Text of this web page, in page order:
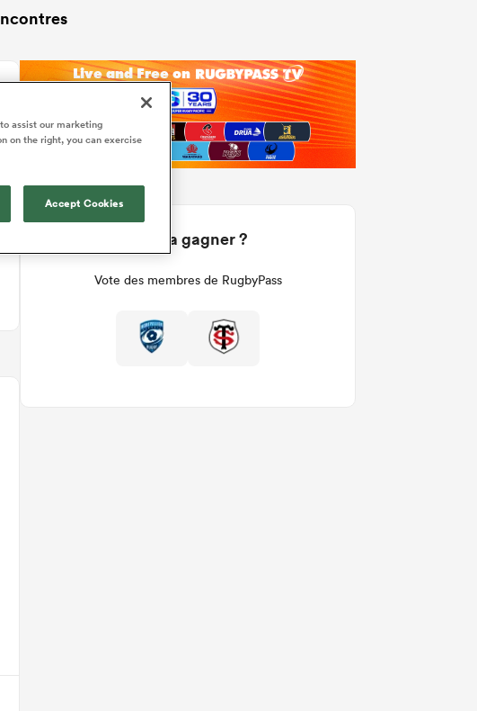
Qui va gagner ?
Vote des membres de RugbyPass
assist our marketing
on the right, you can exercise
Accept Cookies